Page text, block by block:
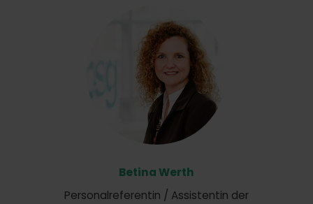
Betina Werth
Personalreferentin / Assistentin der